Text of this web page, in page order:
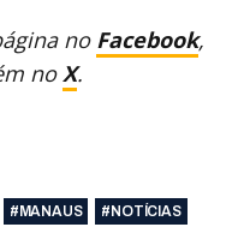
no Facebook,
noX.
#MANAUS
#NOTÍCIAS